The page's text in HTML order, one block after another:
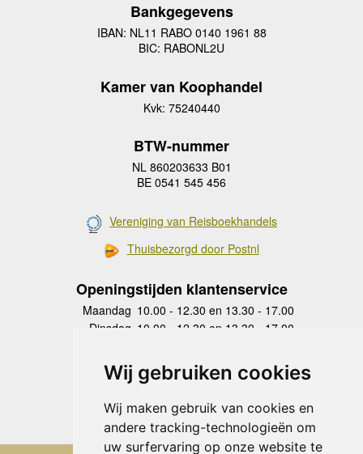
Wij gebruiken cookies
Wij maken gebruik van cookies en
andere tracking-technologieën om
uw surfervaring op onze website te
Bankgegevens
IBAN: NL11 RABO 0140 1961 88
BIC: RABONL2U
Kamer van Koophandel
Kvk: 75240440
BTW-nummer
NL 860203633 B01
BE 0541 545 456
Vereniging van Reisboekhandels
Thuisbezorgd door Postnl
Openingstijden klantenservice
Maandag 10.00 - 12.30 en 13.30 - 17.00
Dinsdag 10.00 - 12.30 en 13.30 - 17.00
Donderdag
10.00 - 12.30 en 13.30 - 17.00
Vrijdag 10.00 - 12.30 en 13.30 - 17.00
Zaterdag
gesloten
Zondag gesloten